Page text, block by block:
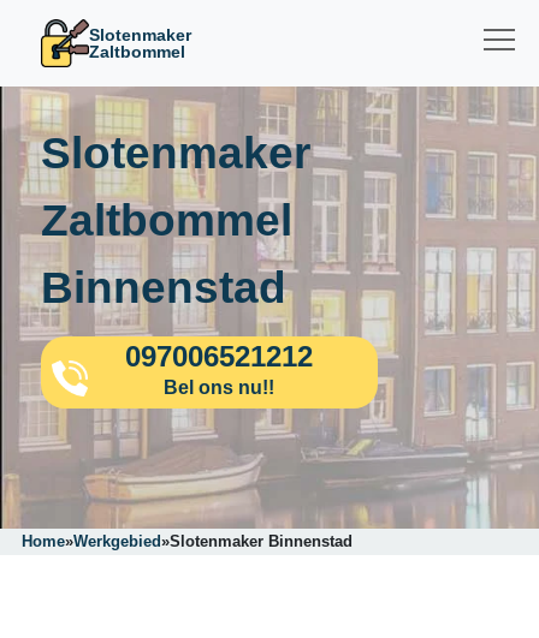
Slotenmaker
Zaltbommel
Slotenmaker
Zaltbommel
Binnenstad
097006521212
Bel ons nu!!
Home»Werkgebied»Slotenmaker Binnenstad